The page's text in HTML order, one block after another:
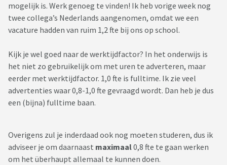
mogelijk is. Werk genoeg te vinden! Ik heb vorige week nog
twee collega’s Nederlands aangenomen, omdat we een
vacature hadden van ruim 1,2 fte bij ons op school.
Kijk je wel goed naar de werktijdfactor? In het onderwijs is
het niet zo gebruikelijk om met uren te adverteren, maar
eerder met werktijdfactor. 1,0 fte is fulltime. Ik zie veel
advertenties waar 0,8-1,0 fte gevraagd wordt. Dan heb je dus
een (bijna) fulltime baan.
Overigens zul je inderdaad ook nog moeten studeren, dus ik
adviseer je om daarnaast maximaal0,8 fte te gaan werken
om het überhaupt allemaal te kunnen doen.